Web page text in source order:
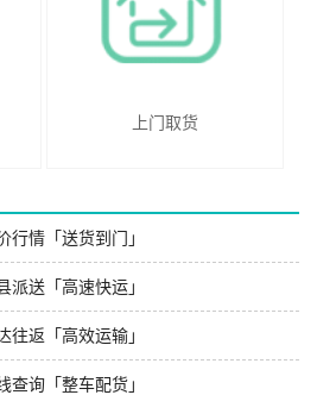
上门取货
行情「送货到门」
派送「高速快运」
往返「高效运输」
查询「整车配货」